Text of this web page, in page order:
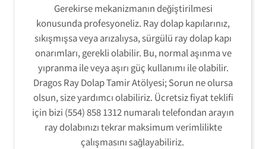
Gerekirse mekanizmanın değiştirilmesi
konusunda profesyoneliz. Ray dolap kapılarınız,
sıkışmışsa veya arızalıysa, sürgülü ray dolap kapı
onarımları, gerekli olabilir. Bu, normal aşınma ve
yıpranma ile veya aşırı güç kullanımı ile olabilir.
Dragos Ray Dolap Tamir Atölyesi; Sorun ne olursa
olsun, size yardımcı olabiliriz. Ücretsiz fiyat teklifi
için bizi (554) 858 1312 numaralı telefondan arayın
ray dolabınızı tekrar maksimum verimlilikte
çalışmasını sağlayabiliriz.